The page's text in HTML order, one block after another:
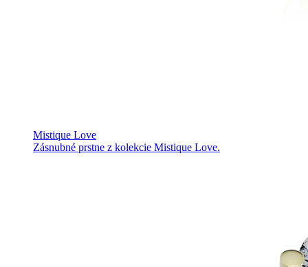
Mistique Love
Zásnubné prstne z kolekcie Mistique Love.